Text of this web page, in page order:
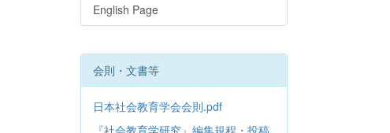
English Page
会則・文書等
日本社会教育学会会則.pdf
『社会教育学研究』編集規程・投稿